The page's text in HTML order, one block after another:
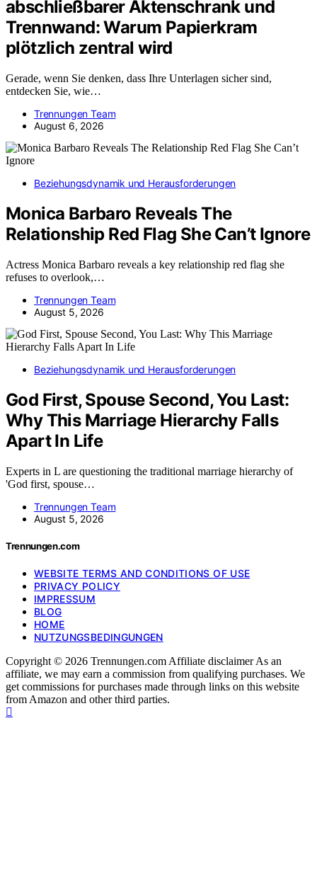
abschließbarer Aktenschrank und
Trennwand: Warum Papierkram
plötzlich zentral wird
Gerade, wenn Sie denken, dass Ihre Unterlagen sicher sind,
entdecken Sie, wie…
Trennungen Team
August 6, 2026
Beziehungsdynamik und Herausforderungen
Monica Barbaro Reveals The
Relationship Red Flag She Can’t Ignore
Actress Monica Barbaro reveals a key relationship red flag she
refuses to overlook,…
Trennungen Team
August 5, 2026
Beziehungsdynamik und Herausforderungen
God First, Spouse Second, You Last:
Why This Marriage Hierarchy Falls
Apart In Life
Experts in L are questioning the traditional marriage hierarchy of
'God first, spouse…
Trennungen Team
August 5, 2026
Trennungen.com
WEBSITE TERMS AND CONDITIONS OF USE
PRIVACY POLICY
IMPRESSUM
BLOG
HOME
NUTZUNGSBEDINGUNGEN
Copyright © 2026 Trennungen.com Affiliate disclaimer As an
affiliate, we may earn a commission from qualifying purchases. We
get commissions for purchases made through links on this website
from Amazon and other third parties.